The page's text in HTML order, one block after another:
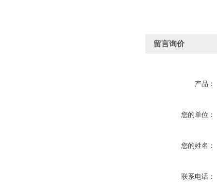
留言询价
产品：
您的单位：
您的姓名：
联系电话：